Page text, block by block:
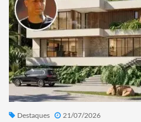
Destaques 21/07/2026